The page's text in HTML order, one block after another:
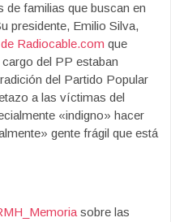
de familias que buscan en
presidente, Emilio Silva,
Radiocable.com que
del PP estaban
del Partido Popular
a las víctimas del
«indigno» hacer
gente frágil que está
sobre las